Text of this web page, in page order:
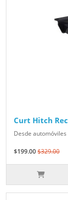
Curt Hitch
Desde
$199.00$329.00